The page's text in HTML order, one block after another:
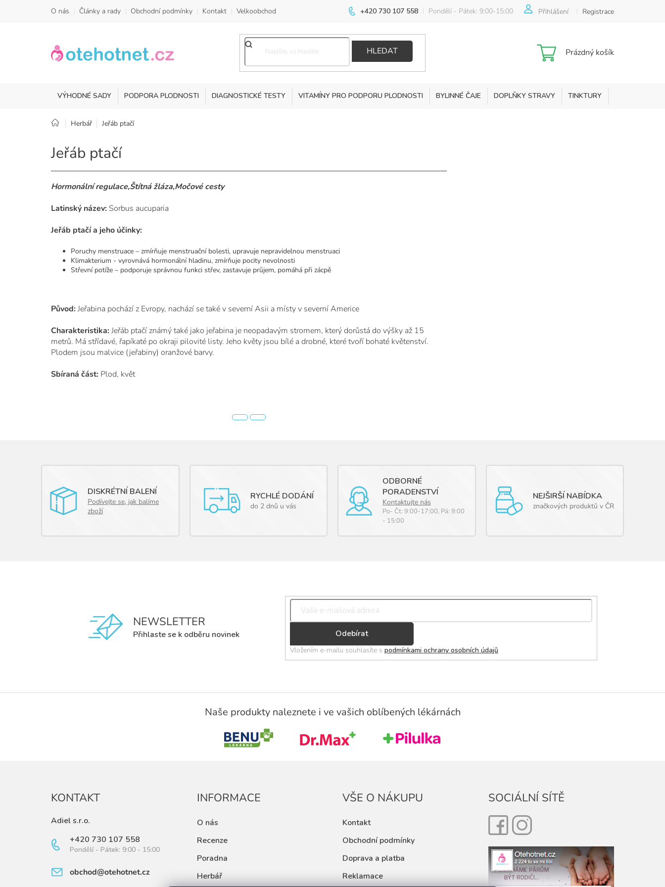
+420 730 107 558 Pondělí - Pátek: 9:00-15:00
O nás Články a rady Obchodní podmínky Kontakt Velkoobchod Přihlášení Registrace
HLEDAT
Nákupní
Prázdný košík
VÝHODNÉ SADY PODPORA PLODNOSTI DIAGNOSTICKÉ TESTY VITAMÍNY PRO PODPORU PLODNOSTI BYLINNÉ ČAJE DOPLŇKY STRAVY TINKTURY
DomůHerbář Jeřáb ptačí
Jeřáb ptačí
Hormonální regulace,Štítná žláza,Močové cesty
Latinský název: Sorbus aucuparia
Jeřáb ptačí a jeho účinky:
Poruchy menstruace – zmírňuje menstruační bolesti, upravuje nepravidelnou menstruaci
Klimakterium - vyrovnává hormonální hladinu, zmírňuje pocity nevolnosti
Střevní potíže – podporuje správnou funkci střev, zastavuje průjem, pomáhá při zácpě
Původ:Jeřabina pochází z Evropy, nachází se také v severní Asii a místy v severní Americe
Charakteristika:Jeřáb ptačí známý také jako jeřabina je neopadavým stromem, který dorůstá do výšky až 15
metrů. Má střídavé, řapíkaté po okraji pilovité listy. Jeho květy jsou bílé a drobné, které tvoří bohaté květenství.
Plodem jsou malvice (jeřabiny) oranžové barvy.
Sbíraná část: Plod, květ
DISKRÉTNÍ BALENÍ
Podívejte se, jak balíme
zboží
RYCHLÉ DODÁNÍ
do 2 dnů u vás
ODBORNÉ
PORADENSTVÍ
Kontaktujte nás
Po- Čt: 9:00-17:00, Pá: 9:00
- 15:00
NEJŠIRŠÍ NABÍDKA
značkových produktů v ČR
NEWSLETTER
Přihlaste se k odběru novinek
Přihlásit
se
Vložením e-mailu souhlasíte s podmínkami ochrany osobních údajů
Naše produkty naleznete i ve vašich oblíbených lékárnách
KONTAKT
Adiel s.r.o.
+420 730 107 558
Pondělí - Pátek: 9:00 - 15:00
obchod@otehotnet.cz
INFORMACE
O nás
Recenze
Poradna
Herbář
VŠE O NÁKUPU
Kontakt
Obchodní podmínky
Doprava a platba
Reklamace
SOCIÁLNÍ SÍTĚ
FacebookInstagram